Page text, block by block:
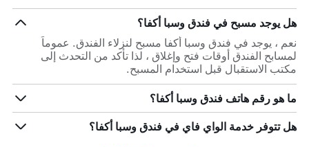
هل يوجد مسبح في فندق وسبا أكفا؟
نعم ، يوجد في فندق وسبا أكفا مسبح لنزلاء الفندق. عموماً
لمسابح الفندق أوقات فتح وإغلاق ، لذا تأكد من التحدث إلى
مكتب الاستقبال قبل استخدام المسبح.
ما هو رقم هاتف فندق وسبا أكفا؟
هل تتوفر خدمة الواي فاي في فندق وسبا أكفا؟